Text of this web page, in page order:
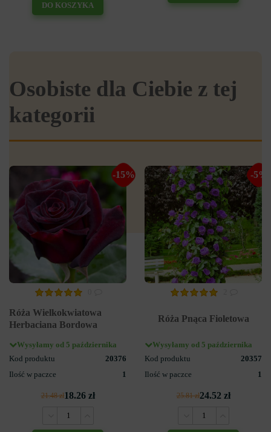
DO KOSZYKA
Osobiste dla Ciebie z tej
kategorii
-15%
Róża Wielkokwiatowa
Herbaciana Bordowa
Wysyłamy od 5 października
Kod produktu
20376
Ilość w paczce
1
21.48 zł18.26 zł
-5%
Róża Pnąca Fioletowa
Wysyłamy od 5 października
Kod produktu
20357
Ilość w paczce
1
25.81 zł24.52 zł